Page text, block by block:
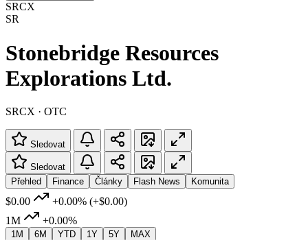
SRCX
SR
Stonebridge Resources
Explorations Ltd.
SRCX · OTC
Sledovat
Sledovat
Přehled
Finance Články Flash News Komunita
$0.00 +0.00% (+$0.00)
1M
+0.00%
1M 6M YTD 1Y 5Y MAX